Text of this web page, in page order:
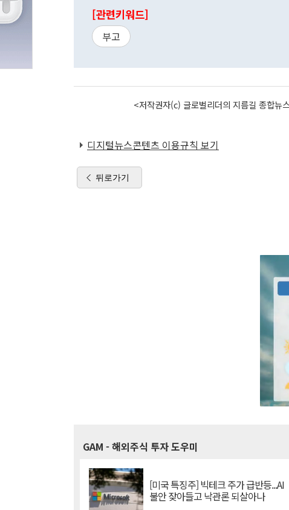
[관련키워드]
부고
<저작권자(c) 글로벌리더의 지름길 종합
디지털뉴스콘텐츠 이용규칙 보기
뒤로가기
GAM - 해외주식 투자 도우미
[미국 특징주] 빅테크 주가 급반등...AI
불안 잦아들고 낙관론 되살아나